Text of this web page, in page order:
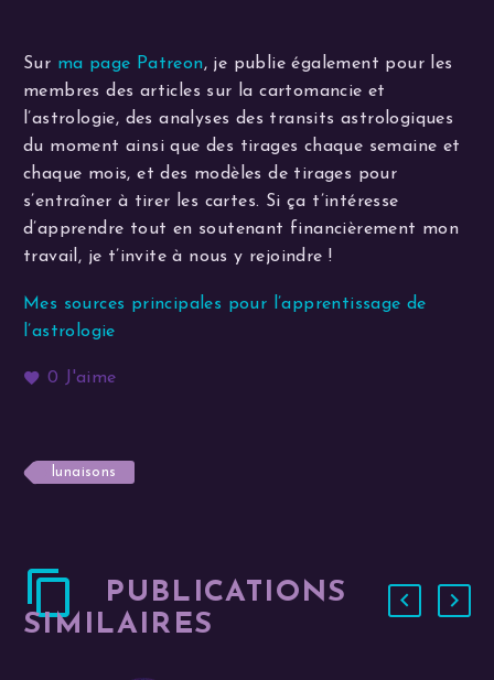
Sur ma page Patreon, je publie également pour les
membres des articles sur la cartomancie et
l’astrologie, des analyses des transits astrologiques
du moment ainsi que des tirages chaque semaine et
chaque mois, et des modèles de tirages pour
s’entraîner à tirer les cartes. Si ça t’intéresse
d’apprendre tout en soutenant financièrement mon
travail, je t’invite à nous y rejoindre !
Mes sources principales pour l’apprentissage de
l’astrologie
0 J'aime
lunaisons
PUBLICATIONS
SIMILAIRES